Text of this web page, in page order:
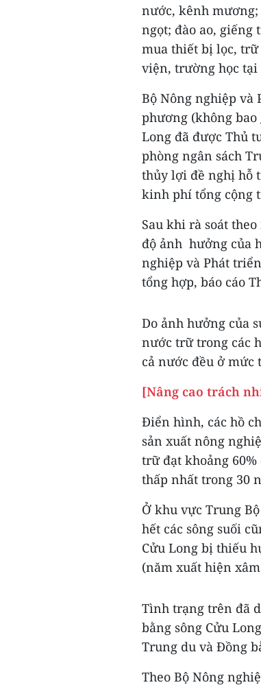
nước, kênh
ngọt; đào ao, giếng
mua thiết bị lọc,
viện, trường học
Bộ Nông nghiệp và
phương (không
Long đã được Thủ
phòng ngân sách
thủy lợi đề nghị hỗ
kinh phí tổng cộng
Sau khi rà soát
độ ảnh hưởng của
nghiệp và Phát
tổng hợp, báo cáo
Do ảnh hưởng của
nước trữ trong các
cả nước đều ở mức
[Nâng cao trách
Điển hình, các hồ
sản xuất nông
trữ đạt khoảng
thấp nhất trong 30
Ở khu vực Trung
hết các sông suối
Cửu Long bị thiếu
(năm xuất hiện
Tình trạng trên đã
bằng sông Cửu
Trung du và Đồng
Theo Bộ Nông